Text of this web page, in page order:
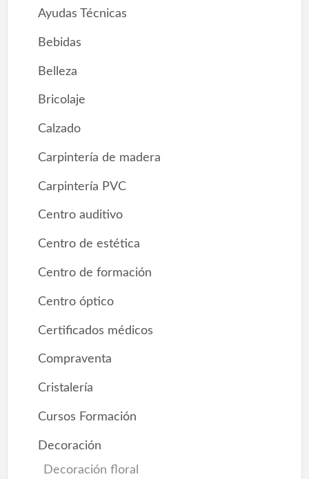
Ayudas Técnicas
Bebidas
Belleza
Bricolaje
Calzado
Carpintería de madera
Carpintería PVC
Centro auditivo
Centro de estética
Centro de formación
Centro óptico
Certificados médicos
Compraventa
Cristalería
Cursos Formación
Decoración
Decoración floral